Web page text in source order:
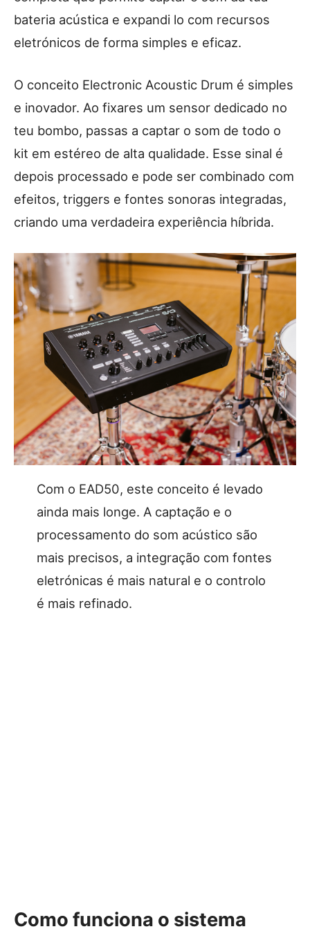
bateria acústica e expandi lo com recursos
eletrónicos de forma simples e eficaz.
O conceito Electronic Acoustic Drum é simples
e inovador. Ao fixares um sensor dedicado no
teu bombo, passas a captar o som de todo o
kit em estéreo de alta qualidade. Esse sinal é
depois processado e pode ser combinado com
efeitos, triggers e fontes sonoras integradas,
criando uma verdadeira experiência híbrida.
Com o EAD50, este conceito é levado
ainda mais longe. A captação e o
processamento do som acústico são
mais precisos, a integração com fontes
eletrónicas é mais natural e o controlo
é mais refinado.
Como funciona o sistema